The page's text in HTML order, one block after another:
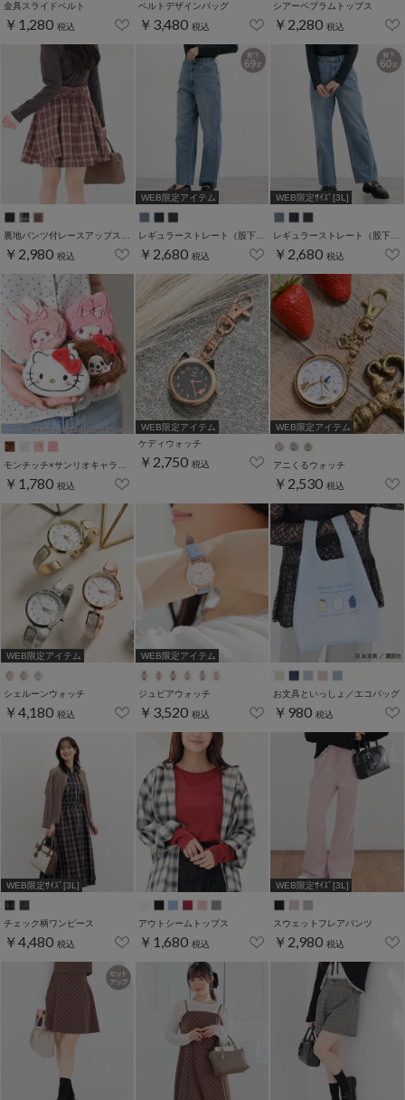
金具スライドベルト
￥1,280 税込
ベルトデザインバッグ
￥3,480 税込
シアーペプラムトップス
￥2,280 税込
￥2,980 税込
WEB限定アイテム
￥2,680 税込
WEB限定ｻｲｽﾞ[3L]
￥2,680 税込
￥1,780 税込
WEB限定アイテム
ケディウォッチ
￥2,750 税込
WEB限定アイテム
アニくるウォッチ
￥2,530 税込
WEB限定アイテム
シェルーンウォッチ
￥4,180 税込
WEB限定アイテム
ジュビアウォッチ
￥3,520 税込
お文具といっしょ／エコバッグ
￥980 税込
WEB限定ｻｲｽﾞ[3L]
チェック柄ワンピース
￥4,480 税込
アウトシームトップス
￥1,680 税込
WEB限定ｻｲｽﾞ[3L]
スウェットフレアパンツ
￥2,980 税込